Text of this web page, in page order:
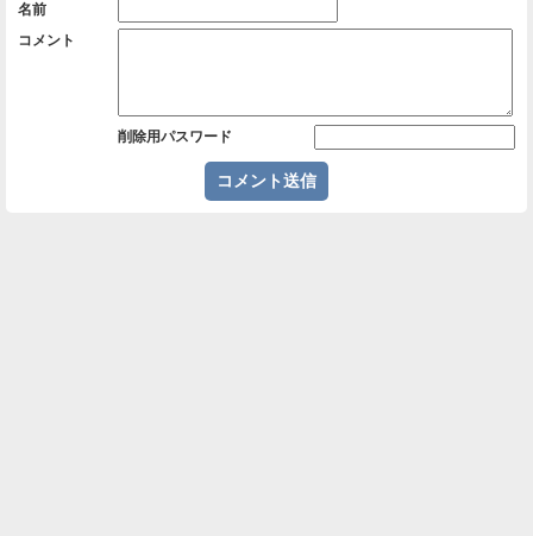
名前
コメント
削除用パスワード